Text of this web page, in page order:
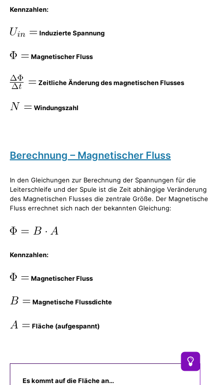
Kennzahlen:
Induzierte Spannung
Magnetischer Fluss
Zeitliche Änderung des magnetischen Flusses
Windungszahl
Berechnung – Magnetischer Fluss
In den Gleichungen zur Berechnung der Spannungen für die
Leiterschleife und der Spule ist die Zeit abhängige Veränderung
des Magnetischen Flusses die zentrale Größe. Der Magnetische
Fluss errechnet sich nach der bekannten Gleichung:
Kennzahlen:
Magnetischer Fluss
Magnetische Flussdichte
Fläche (aufgespannt)
Es kommt auf die Fläche an…